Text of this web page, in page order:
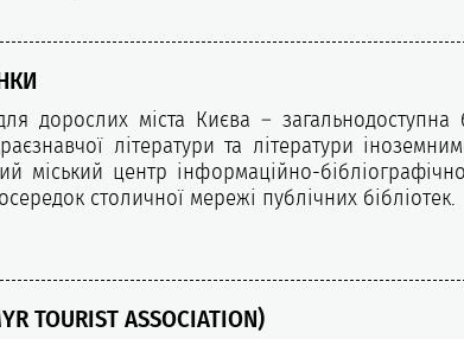
дорослих міста Києва – загальнодоступна
літератури та літератури
міський центр інформаційно-
столичної мережі публічних бібліотек.
TOURIST ASSOCIATION)